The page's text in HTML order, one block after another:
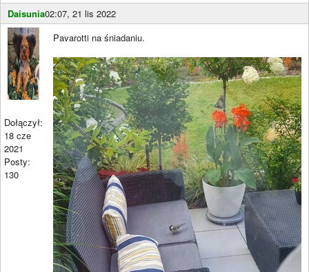
Daisunia02:07, 21 lis 2022
Dołączył:
18 cze
2021
Posty:
130
Pavarotti na śniadaniu.